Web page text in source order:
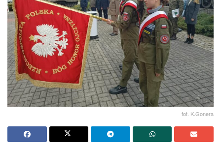
fot. K.Gonera